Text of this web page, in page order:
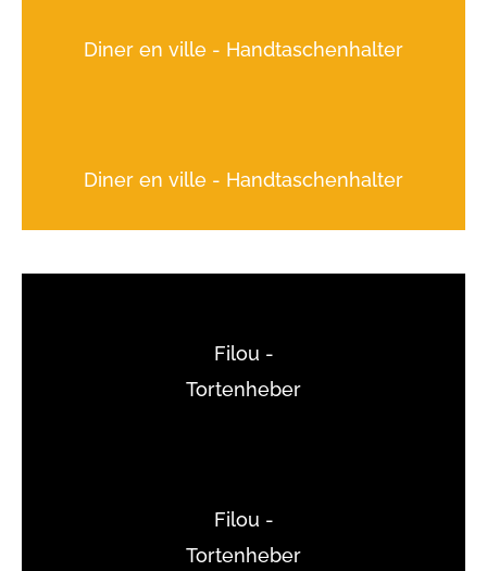
Diner en ville - Handtaschenhalter
Diner en ville - Handtaschenhalter
Filou -
Tortenheber
Filou -
Tortenheber